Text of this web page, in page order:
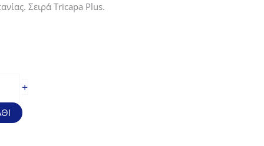
Σειρά Tricapa Plus.
+